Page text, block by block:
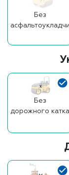
Без
Без
дорожного катка